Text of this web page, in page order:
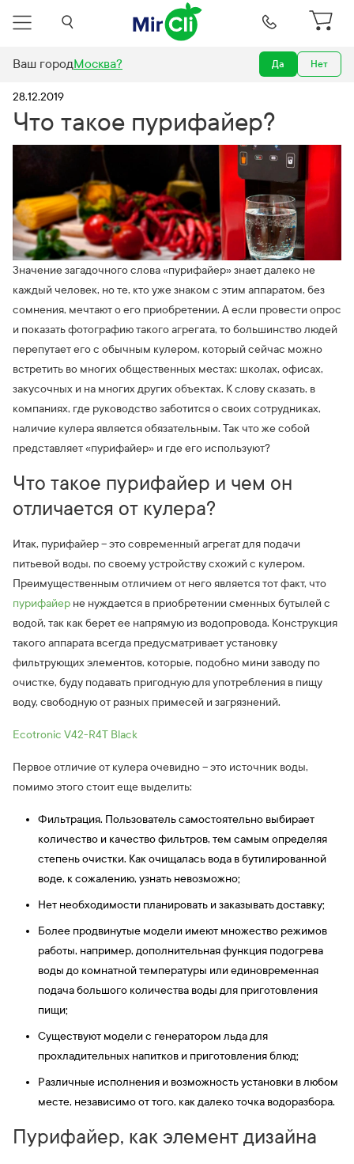
Ваш городМосква? Да Нет
НовостиЧто такое пурифайер?
28.12.2019
Что такое пурифайер?
Значение загадочного слова «пурифайер» знает далеко не
каждый человек, но те, кто уже знаком с этим аппаратом, без
сомнения, мечтают о его приобретении. А если провести опрос
и показать фотографию такого агрегата, то большинство людей
перепутает его с обычным кулером, который сейчас можно
встретить во многих общественных местах: школах, офисах,
закусочных и на многих других объектах. К слову сказать, в
компаниях, где руководство заботится о своих сотрудниках,
наличие кулера является обязательным. Так что же собой
представляет «пурифайер» и где его используют?
Что такое пурифайер и чем он
отличается от кулера?
Итак, пурифайер – это современный агрегат для подачи
питьевой воды, по своему устройству схожий с кулером.
Преимущественным отличием от него является тот факт, что
пурифайер не нуждается в приобретении сменных бутылей с
водой, так как берет ее напрямую из водопровода. Конструкция
такого аппарата всегда предусматривает установку
фильтрующих элементов, которые, подобно мини заводу по
очистке, буду подавать пригодную для употребления в пищу
воду, свободную от разных примесей и загрязнений.
Ecotronic V42-R4T Black
Первое отличие от кулера очевидно – это источник воды,
помимо этого стоит еще выделить:
Фильтрация. Пользователь самостоятельно выбирает
количество и качество фильтров, тем самым определяя
степень очистки. Как очищалась вода в бутилированной
воде, к сожалению, узнать невозможно;
Нет необходимости планировать и заказывать доставку;
Более продвинутые модели имеют множество режимов
работы, например, дополнительная функция подогрева
воды до комнатной температуры или единовременная
подача большого количества воды для приготовления
пищи;
Существуют модели с генератором льда для
прохладительных напитков и приготовления блюд;
Различные исполнения и возможность установки в любом
месте, независимо от того, как далеко точка водоразбора.
Пурифайер, как элемент дизайна